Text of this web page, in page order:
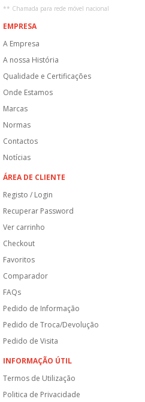
** Chamada para rede móvel nacional
EMPRESA
A Empresa
A nossa História
Qualidade e Certificações
Onde Estamos
Marcas
Normas
Contactos
Notícias
ÁREA DE CLIENTE
Registo / Login
Recuperar Password
Ver carrinho
Checkout
Favoritos
Comparador
FAQs
Pedido de Informação
Pedido de Troca/Devolução
Pedido de Visita
INFORMAÇÃO ÚTIL
Termos de Utilização
Politica de Privacidade